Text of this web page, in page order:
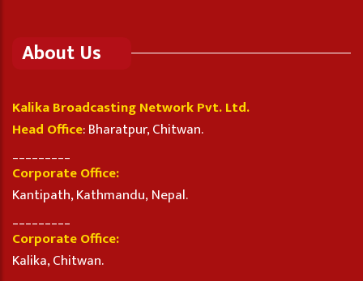
About Us
Kalika Broadcasting Network Pvt. Ltd.
Head Office: Bharatpur, Chitwan.
Corporate Office:
Kantipath, Kathmandu, Nepal.
Corporate Office:
Kalika, Chitwan.